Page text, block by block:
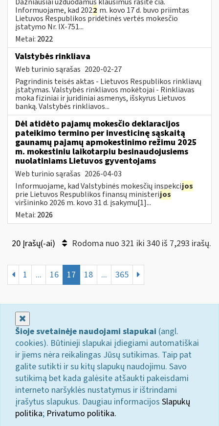
Informuojame, kad 2022 m. kovo 17 d. buvo priimtas
Lietuvos Respublikos pridėtinės vertės mokesčio
įstatymo Nr. IX-751...
Metai: 2022
Valstybės rinkliava
Web turinio sąrašas 2020-02-27
Pagrindinis teisės aktas - Lietuvos Respublikos rinkliavų
įstatymas. Valstybės rinkliavos mokėtojai - Rinkliavas
moka fiziniai ir juridiniai asmenys, išskyrus Lietuvos
banką. Valstybės rinkliavos...
Dėl atidėto pajamų mokesčio deklaracijos
pateikimo termino per investicinę sąskaitą
gaunamų pajamų apmokestinimo režimu 2025
m. mokestiniu laikotarpiu besinaudojusiems
nuolatiniams Lietuvos gyventojams
Web turinio sąrašas 2026-04-03
Informuojame, kad Valstybinės mokesčių inspekcijos
prie Lietuvos Respublikos finansų ministerijos
viršininko 2026 m. kovo 31 d. įsakymu[1]...
Metai: 2026
20 Įrašų(-ai) Rodoma nuo 321 iki 340 iš 7,293 irašų.
1 ... 16 17 18 ... 365
Šioje svetainėje naudojami slapukai (angl.
cookies). Būtinieji slapukai įdiegiami automatiškai
ir jiems nėra reikalingas Jūsų sutikimas. Taip pat
galite sutikti ir su kitų slapukų naudojimu. Savo
sutikimą bet kada galėsite atšaukti pakeisdami
interneto naršyklės nustatymus ir ištrindami
įrašytus slapukus. Daugiau informacijos Slapukų
politika; Privatumo politika.